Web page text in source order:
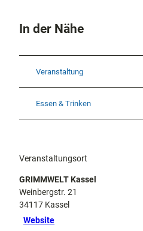
In der Nähe
Veranstaltung
Essen & Trinken
Veranstaltungsort
GRIMMWELT Kassel
Weinbergstr. 21
34117 Kassel
Website